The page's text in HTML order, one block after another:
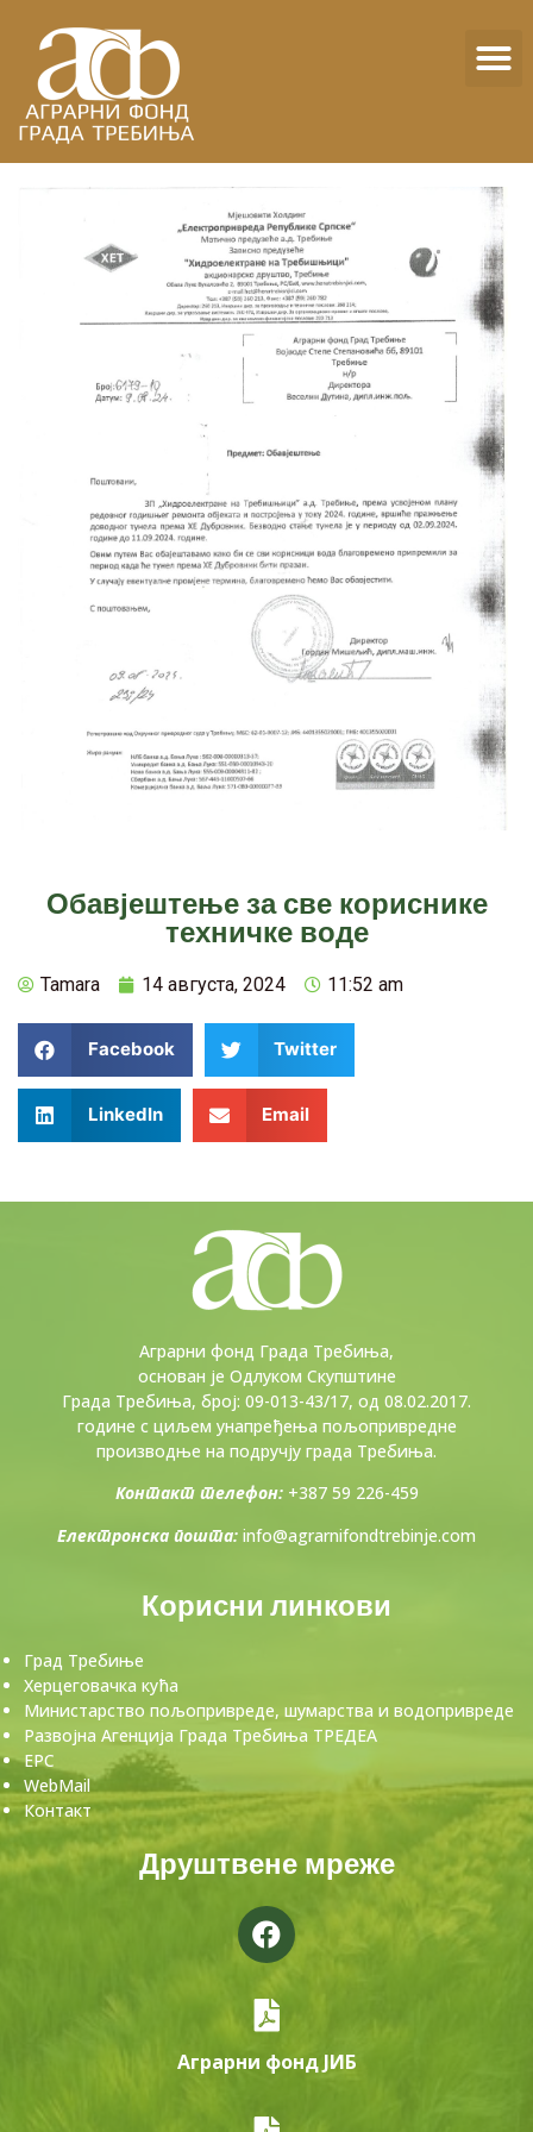
Обавјештење за све кориснике
техничке воде
Tamara 14 августа, 2024 11:52 am
Facebook Twitter
LinkedIn Email
Аграрни фонд Града Требиња,
основан је Одлуком Скупштине
Града Требиња, број: 09-013-43/17, од 08.02.2017.
године с циљем унапређења пољопривредне
производње на подручју града Требиња.
Контакт телефон:+387 59 226-459
Електронска пошта: info@agrarnifondtrebinje.com
Корисни линкови
Град Требиње
Херцеговачка кућа
Министарство пољопривреде, шумарства и водопривреде
Развојна Агенција Града Требиња ТРЕДЕА
ЕРС
WebMail
Контакт
Друштвене мреже
Аграрни фонд ЈИБ